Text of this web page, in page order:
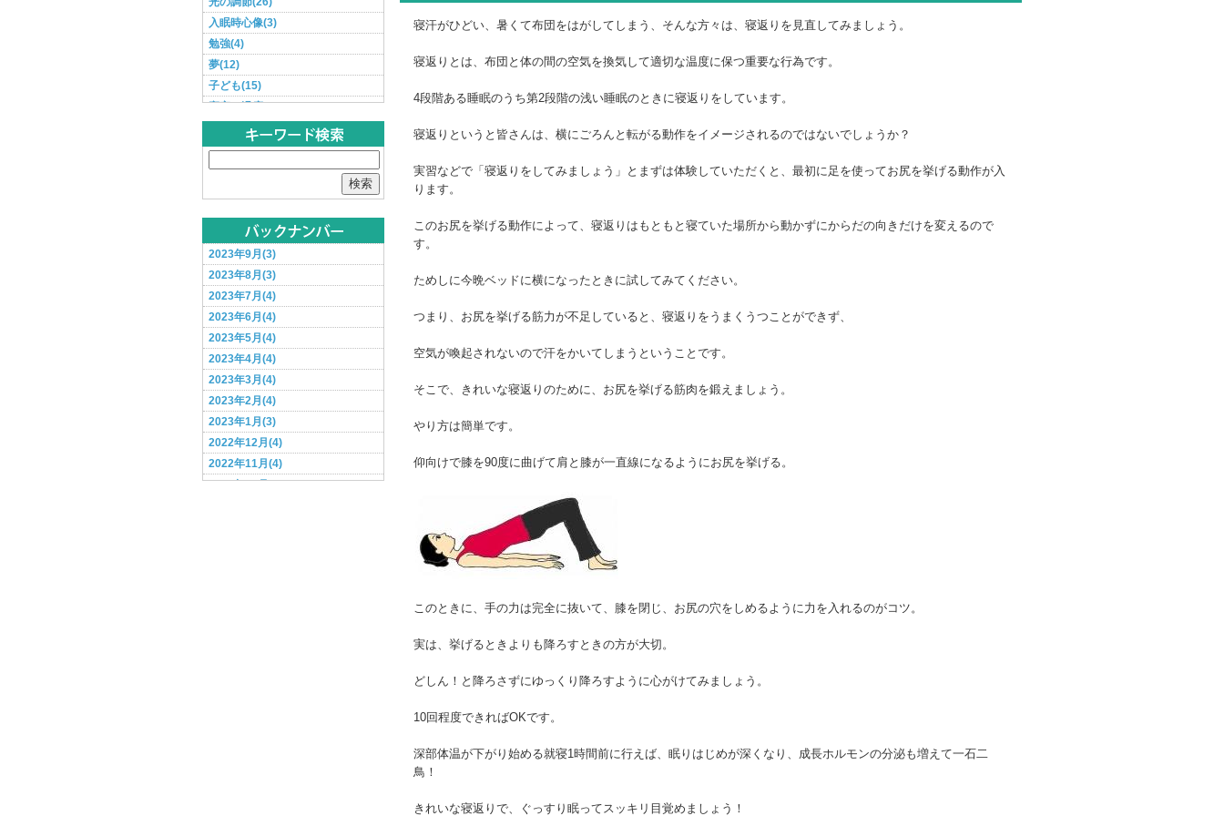
寝汗がひどい、暑くて布団をはがしてしまう、そんな方々は、寝返りを見直してみましょう。
寝返りとは、布団と体の間の空気を換気して適切な温度に保つ重要な行為です。
4段階ある睡眠のうち第2段階の浅い睡眠のときに寝返りをしています。
寝返りというと皆さんは、横にごろんと転がる動作をイメージされるのではないでしょうか？
実習などで「寝返りをしてみましょう」とまずは体験していただくと、最初に足を使ってお尻を挙げる動作が入
ります。
このお尻を挙げる動作によって、寝返りはもともと寝ていた場所から動かずにからだの向きだけを変えるので
す。
ためしに今晩ベッドに横になったときに試してみてください。
つまり、お尻を挙げる筋力が不足していると、寝返りをうまくうつことができず、
空気が喚起されないので汗をかいてしまうということです。
そこで、きれいな寝返りのために、お尻を挙げる筋肉を鍛えましょう。
やり方は簡単です。
仰向けで膝を90度に曲げて肩と膝が一直線になるようにお尻を挙げる。
このときに、手の力は完全に抜いて、膝を閉じ、お尻の穴をしめるように力を入れるのがコツ。
実は、挙げるときよりも降ろすときの方が大切。
どしん！と降ろさずにゆっくり降ろすように心がけてみましょう。
10回程度できればOKです。
深部体温が下がり始める就寝1時間前に行えば、眠りはじめが深くなり、成長ホルモンの分泌も増えて一石二
鳥！
きれいな寝返りで、ぐっすり眠ってスッキリ目覚めましょう！
入眠時心像(3)
勉強(4)
夢(12)
子ども(15)
寝室の温度(3)
年齢と睡眠(2)
性機能(1)
病気(40)
相談事例紹介(0)
眠れない(127)
眠気(20)
睡眠チェック(5)
睡眠時間(60)
脳の休息(14)
薬(7)
起きられない(23)
途中で起きる(14)
風邪(3)
食事(21)
香り(2)
検索
2023年9月(3)
2023年8月(3)
2023年7月(4)
2023年6月(4)
2023年5月(4)
2023年4月(4)
2023年3月(4)
2023年2月(4)
2023年1月(3)
2022年12月(4)
2022年11月(4)
2022年10月(4)